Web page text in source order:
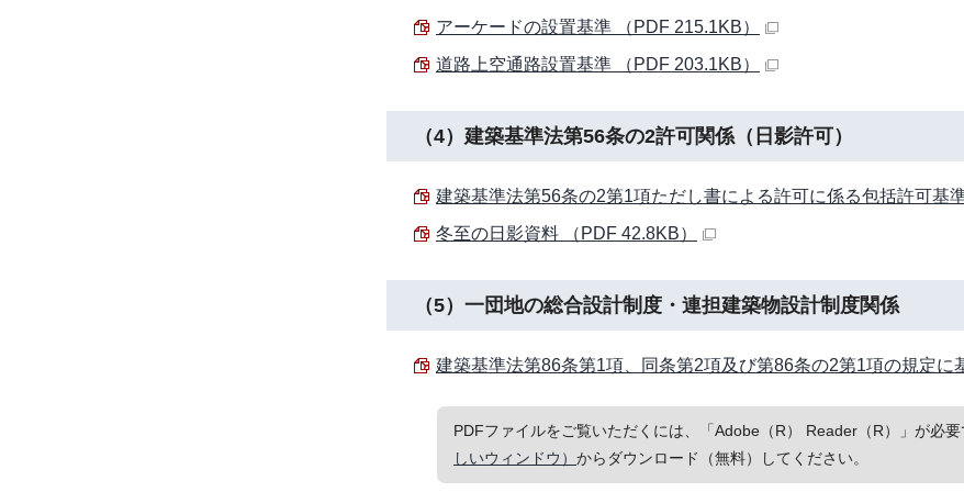
アーケードの設置基準 （PDF 215.1KB）
道路上空通路設置基準 （PDF 203.1KB）
（4）建築基準法第56条の2許可関係（日影許可）
建築基準法第56条の2第1項ただし書による許可に係る包括許可基
冬至の日影資料 （PDF 42.8KB）
（5）一団地の総合設計制度・連担建築物設計制度関係
建築基準法第86条第1項、同条第2項及び第86条の2第1項の規定に
PDFファイルをご覧いただくには、「Adobe（R） Reader（R）」が必
しいウィンドウ） からダウンロード（無料）してください。